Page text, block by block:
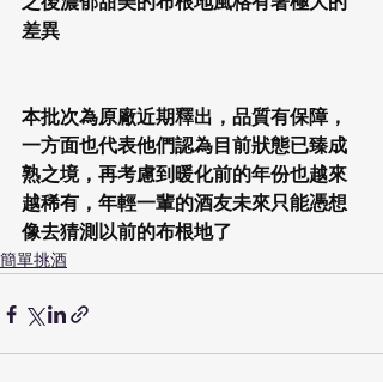
差異
本批次為原廠近期釋出，品質有保障，
一方面也代表他們認為目前狀態已臻成
熟之境，再考慮到暖化前的年份也越來
越稀有，年輕一輩的酒友未來只能憑想
像去猜測以前的布根地了
簡單挑酒